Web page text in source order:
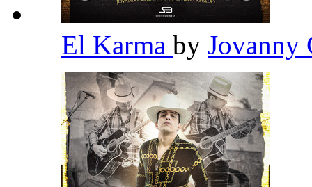
El Karma by Jovanny